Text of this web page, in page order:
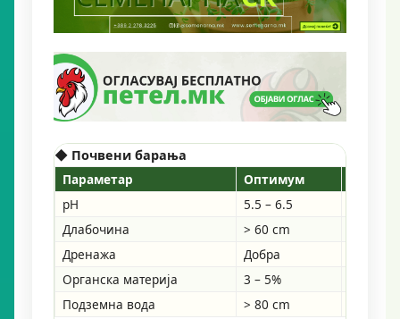
◆ Почвени барања
Параметар
Оптимум
pH
5.5 – 6.5
Длабочина
> 60 cm
Дренажа
Добра
Органска материја
3 – 5%
Подземна вода
> 80 cm